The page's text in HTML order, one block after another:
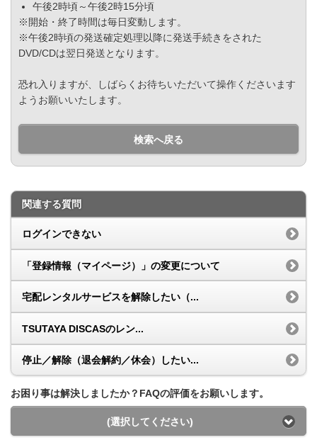
午後2時頃～午後2時15分頃
※開始・終了時間は毎日変動します。
※午後2時頃の発送確定処理以降に発送手続きをされた
DVD/CDは翌日発送となります。
恐れ入りますが、しばらくお待ちいただいて操作くださいます
ようお願いいたします。
検索へ戻る
関連する質問
ログインできない
「登録情報（マイページ）」の変更について
宅配レンタルサービスを解除したい（...
TSUTAYA DISCASのレン...
停止／解除（退会解約／休会）したい...
お困り事は解決しましたか？FAQの評価をお願いします。
(選択してください)